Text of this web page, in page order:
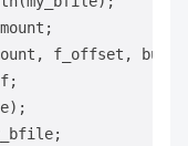
f_offset,